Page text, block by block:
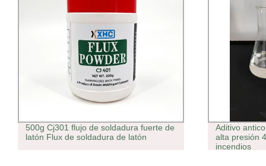
500g Cj301 flujo de soldadura fuerte de
latón Flux de soldadura de latón
Aditivo
alta presión
incendios